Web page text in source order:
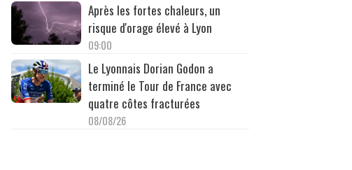
Après les fortes chaleurs, un
risque d'orage élevé à Lyon
09:00
Le Lyonnais Dorian Godon a
terminé le Tour de France avec
quatre côtes fracturées
08/08/26